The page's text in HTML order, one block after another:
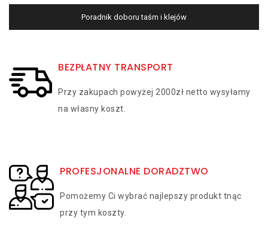
Poradnik doboru taśm i klejów
BEZPŁATNY TRANSPORT
Przy zakupach powyżej 2000zł netto wysyłamy
na własny koszt.
PROFESJONALNE DORADZTWO
Pomożemy Ci wybrać najlepszy produkt tnąc
przy tym koszty.